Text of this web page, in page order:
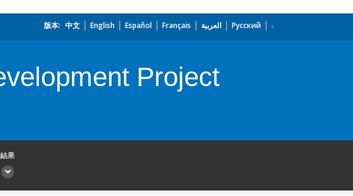
版本: 中文 English Español Français العربية Русский
Project
結果